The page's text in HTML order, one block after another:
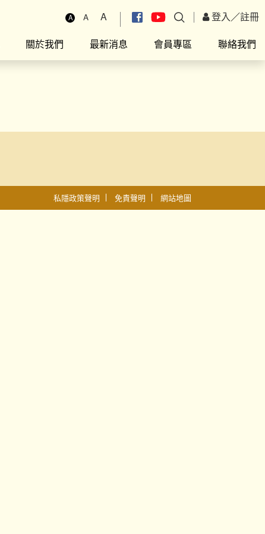
A A A 登入／註冊
關於我們 最新消息 會員專區 聯絡我們
私隱政策聲明 免責聲明 網站地圖